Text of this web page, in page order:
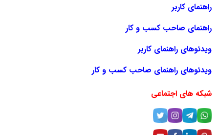
راهنمای کاربر
راهنمای صاحب کسب و کار
ویدئوهای راهنمای کاربر
ویدئوهای راهنمای صاحب کسب و کار
شبکه های اجتماعی